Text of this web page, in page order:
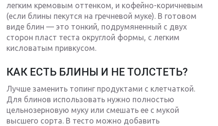
легким кремовым оттенком, и кофейно-коричневым
(если блины пекутся на гречневой муке). В готовом
виде блин — это тонкий, подрумяненный с двух
сторон пласт теста округлой формы, с легким
кисловатым привкусом.
КАК ЕСТЬ БЛИНЫ И НЕ ТОЛСТЕТЬ?
Лучше заменить топинг продуктами с клетчаткой.
Для блинов использовать нужно полностью
цельнозерновую муку или смешать ее с мукой
высшего сорта. В тесто можно добавить